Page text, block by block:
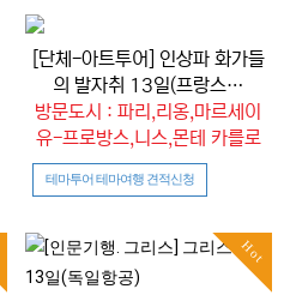
[단체-아트투어] 인상파 화가들
의 발자취 13일(프랑스…
방문도시 : 파리,리옹,마르세이
유-프로방스,니스,몬테 카를로
테마투어 테마여행 견적신청
Hot